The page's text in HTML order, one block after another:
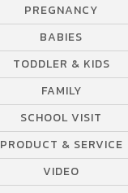
PREGNANCY
BABIES
TODDLER & KIDS
FAMILY
SCHOOL VISIT
PRODUCT & SERVICE
VIDEO